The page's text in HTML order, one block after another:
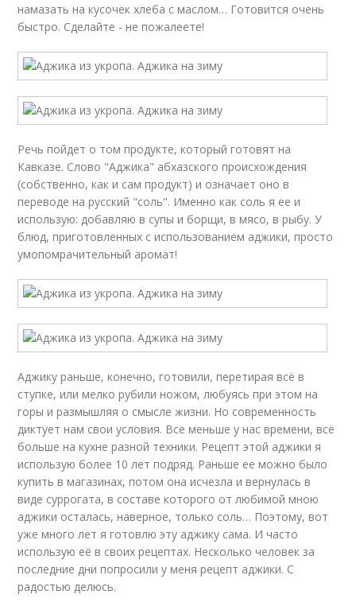
намазать на кусочек хлеба с маслом… Готовится очень
быстро. Сделайте - не пожалеете!
Речь пойдет о том продукте, который готовят на
Кавказе. Слово "Аджика" абхазского происхождения
(собственно, как и сам продукт) и означает оно в
переводе на русский "соль". Именно как соль я ее и
использую: добавляю в супы и борщи, в мясо, в рыбу. У
блюд, приготовленных с использованием аджики, просто
умопомрачительный аромат!
Аджику раньше, конечно, готовили, перетирая всё в
ступке, или мелко рубили ножом, любуясь при этом на
горы и размышляя о смысле жизни. Но современность
диктует нам свои условия. Все меньше у нас времени, всё
больше на кухне разной техники. Рецепт этой аджики я
использую более 10 лет подряд. Раньше ее можно было
купить в магазинах, потом она исчезла и вернулась в
виде суррогата, в составе которого от любимой мною
аджики осталась, наверное, только соль… Поэтому, вот
уже много лет я готовлю эту аджику сама. И часто
использую её в своих рецептах. Несколько человек за
последние дни попросили у меня рецепт аджики. С
радостью делюсь.